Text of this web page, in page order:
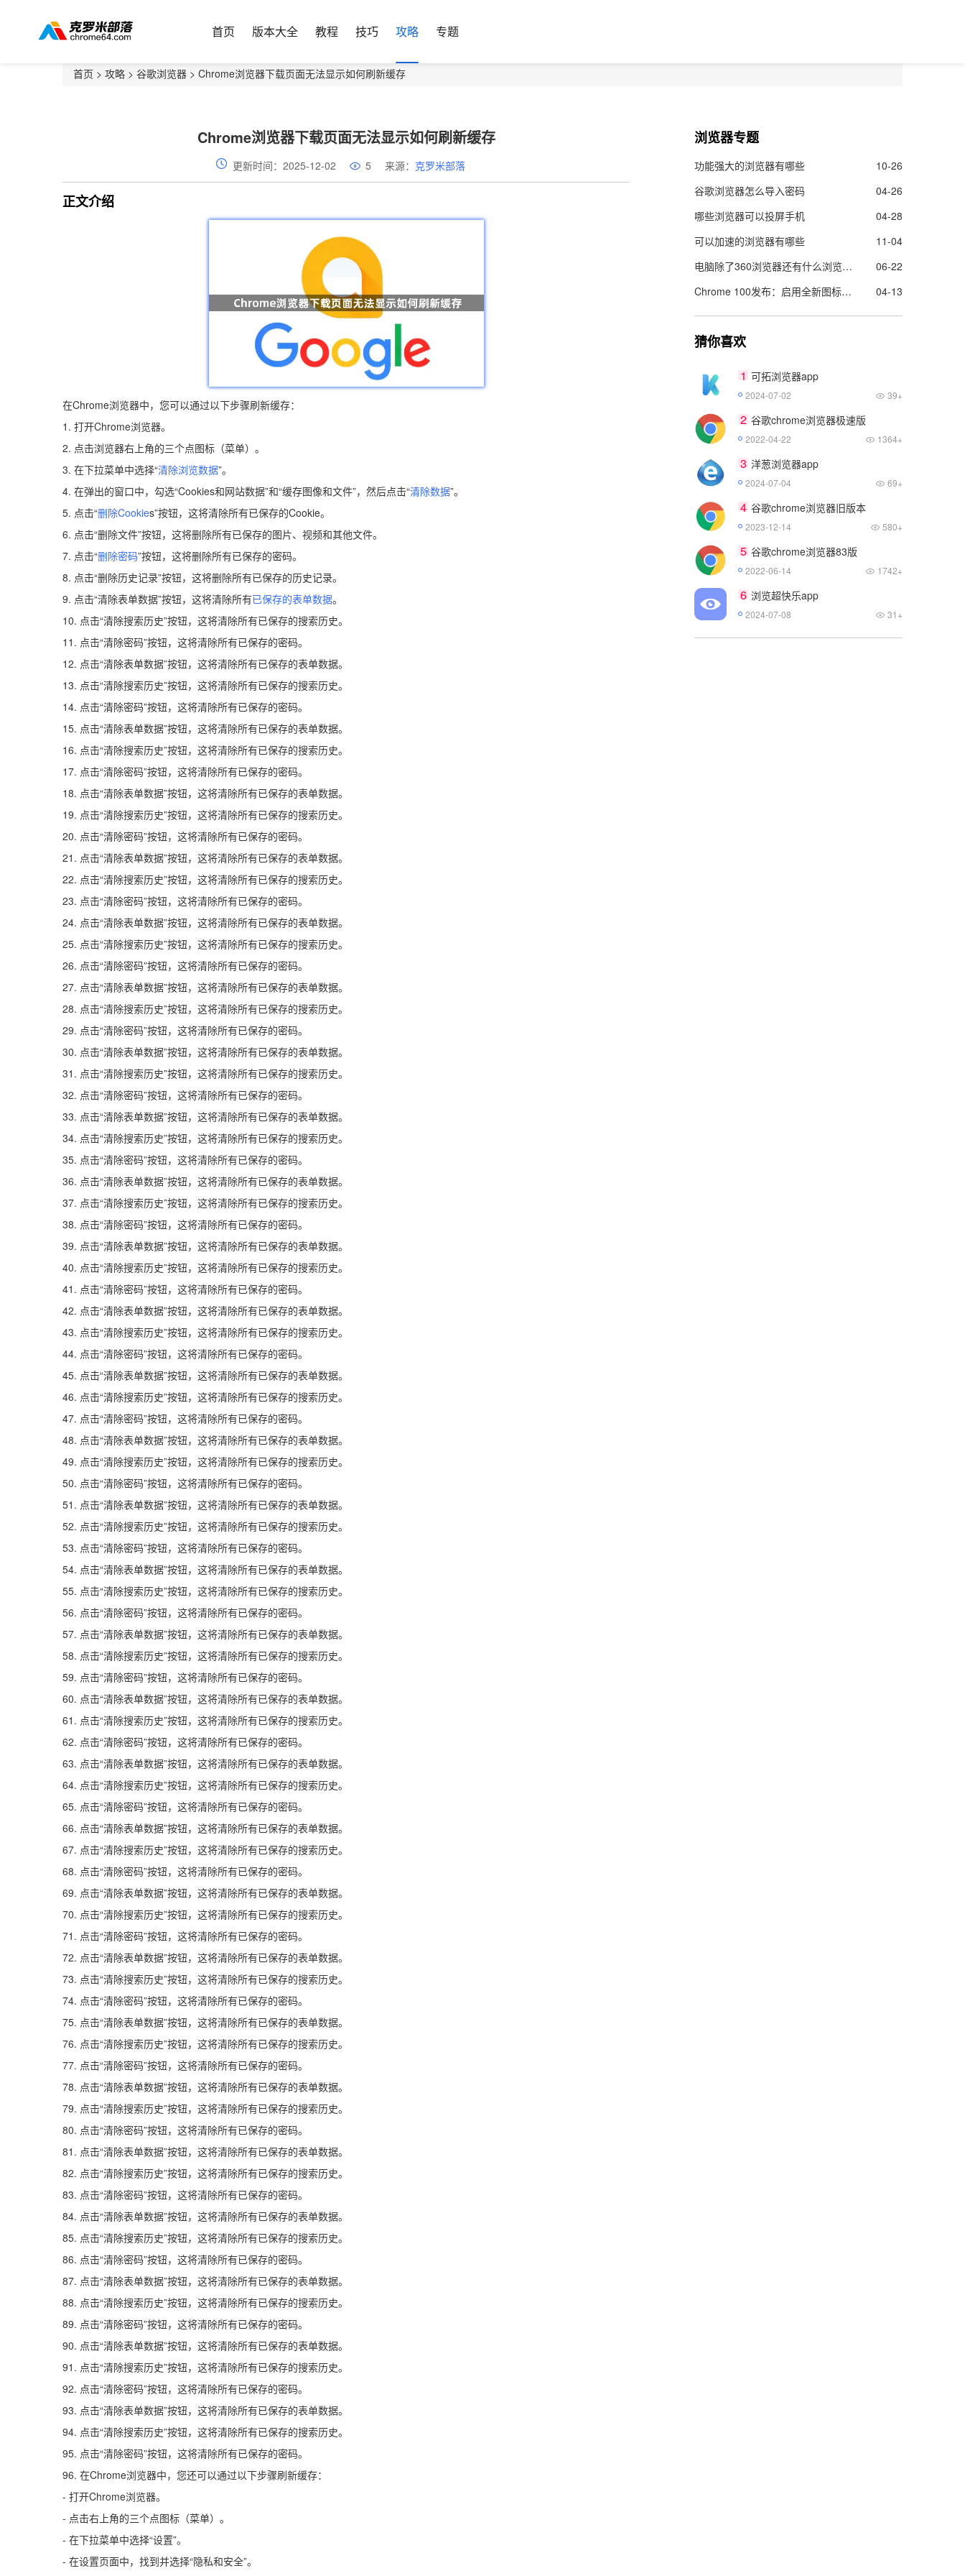
首页 版本大全 教程 技巧 攻略 专题
首页 > 攻略 > 谷歌浏览器 > Chrome浏览器下载页面无法显示如何刷新缓存
Chrome浏览器下载页面无法显示如何刷新缓存
更新时间：2025-12-02 5 来源： 克罗米部落
正文介绍
在Chrome浏览器中，您可以通过以下步骤刷新缓存：
1. 打开Chrome浏览器。
2. 点击浏览器右上角的三个点图标（菜单）。
3. 在下拉菜单中选择“清除浏览数据”。
4. 在弹出的窗口中，勾选“Cookies和网站数据”和“缓存图像和文件”，然后点击“清除数据”。
5. 点击“删除Cookies”按钮，这将清除所有已保存的Cookie。
6. 点击“删除文件”按钮，这将删除所有已保存的图片、视频和其他文件。
7. 点击“删除密码”按钮，这将删除所有已保存的密码。
8. 点击“删除历史记录”按钮，这将删除所有已保存的历史记录。
9. 点击“清除表单数据”按钮，这将清除所有已保存的表单数据。
10. 点击“清除搜索历史”按钮，这将清除所有已保存的搜索历史。
11. 点击“清除密码”按钮，这将清除所有已保存的密码。
12. 点击“清除表单数据”按钮，这将清除所有已保存的表单数据。
13. 点击“清除搜索历史”按钮，这将清除所有已保存的搜索历史。
14. 点击“清除密码”按钮，这将清除所有已保存的密码。
15. 点击“清除表单数据”按钮，这将清除所有已保存的表单数据。
16. 点击“清除搜索历史”按钮，这将清除所有已保存的搜索历史。
17. 点击“清除密码”按钮，这将清除所有已保存的密码。
18. 点击“清除表单数据”按钮，这将清除所有已保存的表单数据。
19. 点击“清除搜索历史”按钮，这将清除所有已保存的搜索历史。
20. 点击“清除密码”按钮，这将清除所有已保存的密码。
21. 点击“清除表单数据”按钮，这将清除所有已保存的表单数据。
22. 点击“清除搜索历史”按钮，这将清除所有已保存的搜索历史。
23. 点击“清除密码”按钮，这将清除所有已保存的密码。
24. 点击“清除表单数据”按钮，这将清除所有已保存的表单数据。
25. 点击“清除搜索历史”按钮，这将清除所有已保存的搜索历史。
26. 点击“清除密码”按钮，这将清除所有已保存的密码。
27. 点击“清除表单数据”按钮，这将清除所有已保存的表单数据。
28. 点击“清除搜索历史”按钮，这将清除所有已保存的搜索历史。
29. 点击“清除密码”按钮，这将清除所有已保存的密码。
30. 点击“清除表单数据”按钮，这将清除所有已保存的表单数据。
31. 点击“清除搜索历史”按钮，这将清除所有已保存的搜索历史。
32. 点击“清除密码”按钮，这将清除所有已保存的密码。
33. 点击“清除表单数据”按钮，这将清除所有已保存的表单数据。
34. 点击“清除搜索历史”按钮，这将清除所有已保存的搜索历史。
35. 点击“清除密码”按钮，这将清除所有已保存的密码。
36. 点击“清除表单数据”按钮，这将清除所有已保存的表单数据。
37. 点击“清除搜索历史”按钮，这将清除所有已保存的搜索历史。
38. 点击“清除密码”按钮，这将清除所有已保存的密码。
39. 点击“清除表单数据”按钮，这将清除所有已保存的表单数据。
40. 点击“清除搜索历史”按钮，这将清除所有已保存的搜索历史。
41. 点击“清除密码”按钮，这将清除所有已保存的密码。
42. 点击“清除表单数据”按钮，这将清除所有已保存的表单数据。
43. 点击“清除搜索历史”按钮，这将清除所有已保存的搜索历史。
44. 点击“清除密码”按钮，这将清除所有已保存的密码。
45. 点击“清除表单数据”按钮，这将清除所有已保存的表单数据。
46. 点击“清除搜索历史”按钮，这将清除所有已保存的搜索历史。
47. 点击“清除密码”按钮，这将清除所有已保存的密码。
48. 点击“清除表单数据”按钮，这将清除所有已保存的表单数据。
49. 点击“清除搜索历史”按钮，这将清除所有已保存的搜索历史。
50. 点击“清除密码”按钮，这将清除所有已保存的密码。
51. 点击“清除表单数据”按钮，这将清除所有已保存的表单数据。
52. 点击“清除搜索历史”按钮，这将清除所有已保存的搜索历史。
53. 点击“清除密码”按钮，这将清除所有已保存的密码。
54. 点击“清除表单数据”按钮，这将清除所有已保存的表单数据。
55. 点击“清除搜索历史”按钮，这将清除所有已保存的搜索历史。
56. 点击“清除密码”按钮，这将清除所有已保存的密码。
57. 点击“清除表单数据”按钮，这将清除所有已保存的表单数据。
58. 点击“清除搜索历史”按钮，这将清除所有已保存的搜索历史。
59. 点击“清除密码”按钮，这将清除所有已保存的密码。
60. 点击“清除表单数据”按钮，这将清除所有已保存的表单数据。
61. 点击“清除搜索历史”按钮，这将清除所有已保存的搜索历史。
62. 点击“清除密码”按钮，这将清除所有已保存的密码。
63. 点击“清除表单数据”按钮，这将清除所有已保存的表单数据。
64. 点击“清除搜索历史”按钮，这将清除所有已保存的搜索历史。
65. 点击“清除密码”按钮，这将清除所有已保存的密码。
66. 点击“清除表单数据”按钮，这将清除所有已保存的表单数据。
67. 点击“清除搜索历史”按钮，这将清除所有已保存的搜索历史。
68. 点击“清除密码”按钮，这将清除所有已保存的密码。
69. 点击“清除表单数据”按钮，这将清除所有已保存的表单数据。
70. 点击“清除搜索历史”按钮，这将清除所有已保存的搜索历史。
71. 点击“清除密码”按钮，这将清除所有已保存的密码。
72. 点击“清除表单数据”按钮，这将清除所有已保存的表单数据。
73. 点击“清除搜索历史”按钮，这将清除所有已保存的搜索历史。
74. 点击“清除密码”按钮，这将清除所有已保存的密码。
75. 点击“清除表单数据”按钮，这将清除所有已保存的表单数据。
76. 点击“清除搜索历史”按钮，这将清除所有已保存的搜索历史。
77. 点击“清除密码”按钮，这将清除所有已保存的密码。
78. 点击“清除表单数据”按钮，这将清除所有已保存的表单数据。
79. 点击“清除搜索历史”按钮，这将清除所有已保存的搜索历史。
80. 点击“清除密码”按钮，这将清除所有已保存的密码。
81. 点击“清除表单数据”按钮，这将清除所有已保存的表单数据。
82. 点击“清除搜索历史”按钮，这将清除所有已保存的搜索历史。
83. 点击“清除密码”按钮，这将清除所有已保存的密码。
84. 点击“清除表单数据”按钮，这将清除所有已保存的表单数据。
85. 点击“清除搜索历史”按钮，这将清除所有已保存的搜索历史。
86. 点击“清除密码”按钮，这将清除所有已保存的密码。
87. 点击“清除表单数据”按钮，这将清除所有已保存的表单数据。
88. 点击“清除搜索历史”按钮，这将清除所有已保存的搜索历史。
89. 点击“清除密码”按钮，这将清除所有已保存的密码。
90. 点击“清除表单数据”按钮，这将清除所有已保存的表单数据。
91. 点击“清除搜索历史”按钮，这将清除所有已保存的搜索历史。
92. 点击“清除密码”按钮，这将清除所有已保存的密码。
93. 点击“清除表单数据”按钮，这将清除所有已保存的表单数据。
94. 点击“清除搜索历史”按钮，这将清除所有已保存的搜索历史。
95. 点击“清除密码”按钮，这将清除所有已保存的密码。
96. 在Chrome浏览器中，您还可以通过以下步骤刷新缓存：
- 打开Chrome浏览器。
- 点击右上角的三个点图标（菜单）。
- 在下拉菜单中选择“设置”。
- 在设置页面中，找到并选择“隐私和安全”。
浏览器专题
功能强大的浏览器有哪些
10-26
谷歌浏览器怎么导入密码
04-26
哪些浏览器可以投屏手机
04-28
可以加速的浏览器有哪些
11-04
电脑除了360浏览器还有什么浏览器好用
06-22
Chrome 100发布：启用全新图标，修复28个安全漏洞
04-13
猜你喜欢
1 可拓浏览器app
2024-07-02 39+
2 谷歌chrome浏览器极速版
2022-04-22 1364+
3 洋葱浏览器app
2024-07-04 69+
4 谷歌chrome浏览器旧版本
2023-12-14 580+
5 谷歌chrome浏览器83版
2022-06-14 1742+
6 浏览超快乐app
2024-07-08 31+